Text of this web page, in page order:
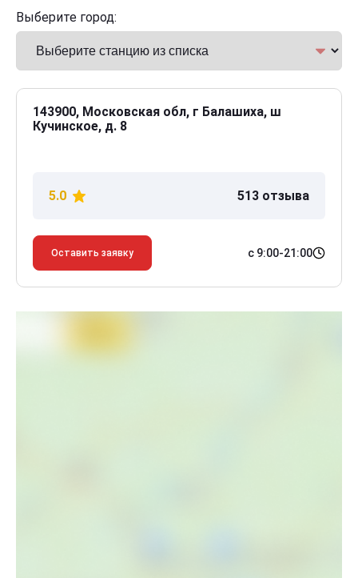
Выберите город:
143900, Московская обл, г Балашиха, ш
Кучинское, д. 8
5.0 513 отзыва
Оставить заявку с 9:00-21:00